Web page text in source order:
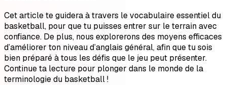
Cet article te guidera à travers le vocabulaire essentiel du
basketball, pour que tu puisses entrer sur le terrain avec
confiance. De plus, nous explorerons des moyens efficaces
d’améliorer ton niveau d’anglais général, afin que tu sois
bien préparé à tous les défis que le jeu peut présenter.
Continue ta lecture pour plonger dans le monde de la
terminologie du basketball !